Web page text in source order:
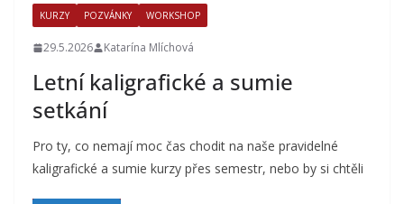
KURZY POZVÁNKY WORKSHOP
29.5.2026 Katarína Mlíchová
Letní kaligrafické a sumie
setkání
Pro ty, co nemají moc čas chodit na naše pravidelné
kaligrafické a sumie kurzy přes semestr, nebo by si chtěli